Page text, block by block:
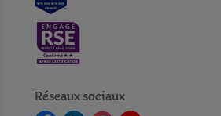
Réseaux sociaux